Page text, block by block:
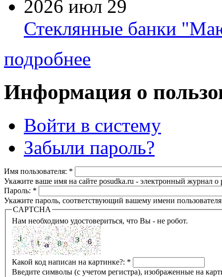
2026 июл 29
Стеклянные банки
подробнее
Информация о
Войти в систему
Забыли пароль?
Имя пользователя: *
Укажите ваше имя на сайте posudka.ru - электронный журнал
Пароль: *
Укажите пароль, соответствующий вашему имени
CAPTCHA
Нам необходимо удостовериться, что Вы - не робот.
Какой код написан на картинке?: *
Введите символы (с учетом регистра), изображенные на